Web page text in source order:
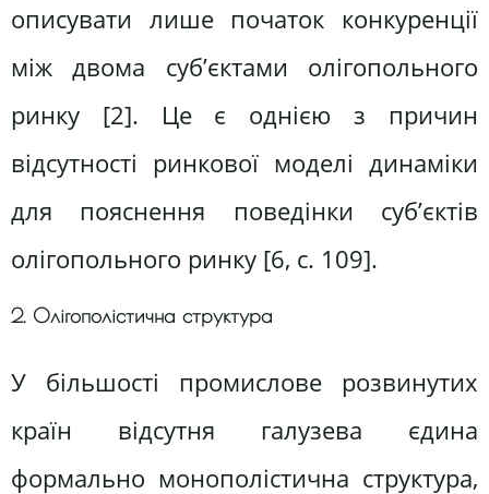
описувати лише початок конкуренції
між двома суб’єктами олігопольного
ринку [2]. Це є однією з причин
відсутності ринкової моделі динаміки
для пояснення поведінки суб’єктів
олігопольного ринку [6, c. 109].
2. Олігополістична структура
У більшості промислове розвинутих
країн відсутня галузева єдина
формально монополістична структура,